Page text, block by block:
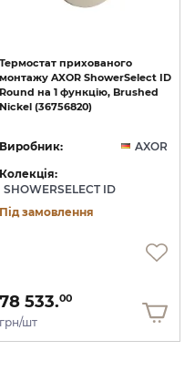
Термостат прихованого
монтажу AXOR ShowerSelect ID
Round на 1 функцію, Brushed
Nickel (36756820)
Виробник:
AXOR
Колекція:
SHOWERSELECT ID
Під замовлення
78 533.00
грн/шт